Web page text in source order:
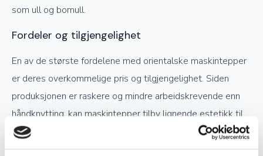
som ull og bomull.
Fordeler og tilgjengelighet
En av de største fordelene med orientalske maskintepper
er deres overkommelige pris og tilgjengelighet. Siden
produksjonen er raskere og mindre arbeidskrevende enn
håndknytting, kan maskintepper tilby lignende estetikk til
en lavere kostnad. De er også lettere å vedlikeholde og
tåler høy trafikk, noe som gjør dem til et praktisk valg for